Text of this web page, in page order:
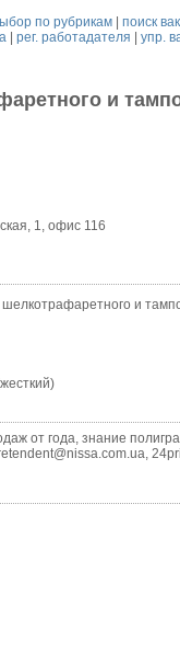
по рубрикам| поиск
|рег. работадателя |упр.
и
1, офис 116
и
от года, знание